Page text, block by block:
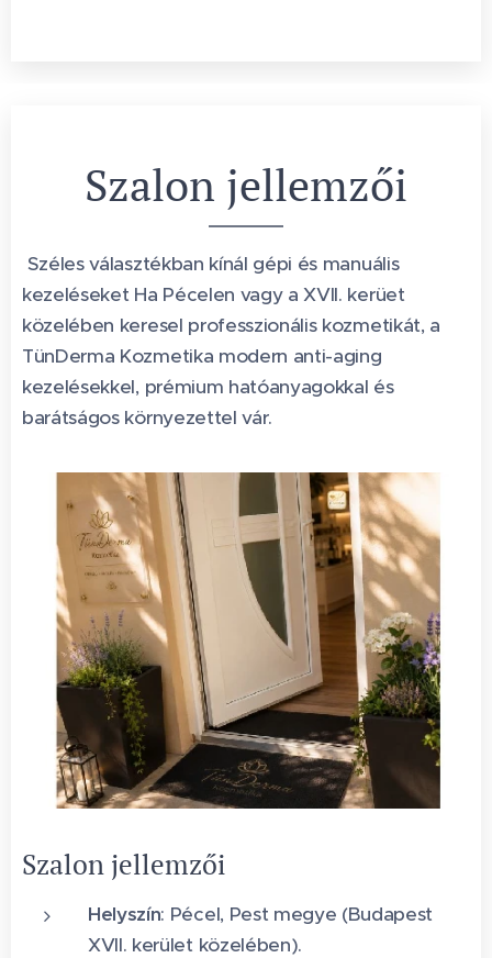
Szalon jellemzői
Széles választékban kínál gépi és manuális
kezeléseket Ha Pécelen vagy a XVII. kerüet
közelében keresel professzionális kozmetikát, a
TünDerma Kozmetika modern anti-aging
kezelésekkel, prémium hatóanyagokkal és
barátságos környezettel vár.
Szalon jellemzői
Helyszín: Pécel, Pest megye (Budapest
XVII. kerület közelében).